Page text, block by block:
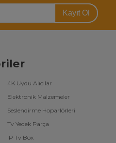
Kayıt Ol
4K Uydu Alıcılar
Elektronik Malzemeler
Seslendirme Hoparlörleri
Tv Yedek Parça
IP Tv Box